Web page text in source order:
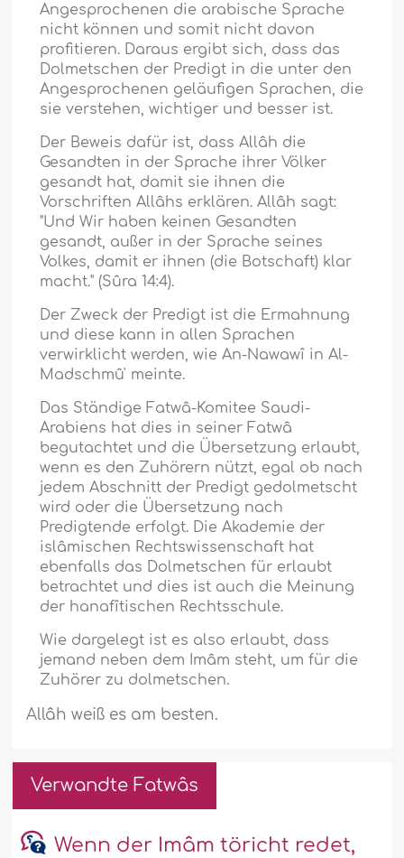
Angesprochenen die arabische Sprache
nicht können und somit nicht davon
profitieren. Daraus ergibt sich, dass das
Dolmetschen der Predigt in die unter den
Angesprochenen geläufigen Sprachen, die
sie verstehen, wichtiger und besser ist.
Der Beweis dafür ist, dass Allâh die
Gesandten in der Sprache ihrer Völker
gesandt hat, damit sie ihnen die
Vorschriften Allâhs erklären. Allâh sagt:
"Und Wir haben keinen Gesandten
gesandt, außer in der Sprache seines
Volkes, damit er ihnen (die Botschaft) klar
macht." (Sûra 14:4).
Der Zweck der Predigt ist die Ermahnung
und diese kann in allen Sprachen
verwirklicht werden, wie An-Nawawî in Al-
Madschmû' meinte.
Das Ständige Fatwâ-Komitee Saudi-
Arabiens hat dies in seiner Fatwâ
begutachtet und die Übersetzung erlaubt,
wenn es den Zuhörern nützt, egal ob nach
jedem Abschnitt der Predigt gedolmetscht
wird oder die Übersetzung nach
Predigtende erfolgt. Die Akademie der
islâmischen Rechtswissenschaft hat
ebenfalls das Dolmetschen für erlaubt
betrachtet und dies ist auch die Meinung
der hanafîtischen Rechtsschule.
Wie dargelegt ist es also erlaubt, dass
jemand neben dem Imâm steht, um für die
Zuhörer zu dolmetschen.
Allâh weiß es am besten.
Verwandte Fatwâs
Wenn der Imâm töricht redet,